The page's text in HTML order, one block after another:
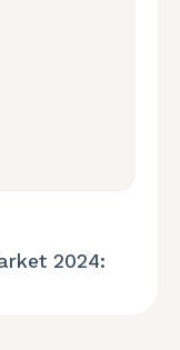
2024: